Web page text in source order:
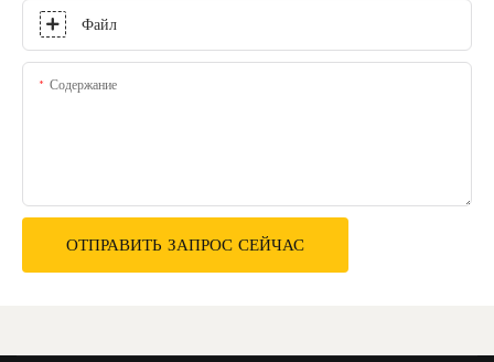
Файл
Содержание
ОТПРАВИТЬ ЗАПРОС СЕЙЧАС